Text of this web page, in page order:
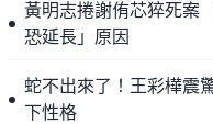
黃明志捲謝侑芯猝死案
恐延長」原因
蛇不出來了！王彩樺震
下性格